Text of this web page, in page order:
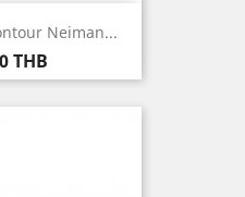
Neiman...
THB